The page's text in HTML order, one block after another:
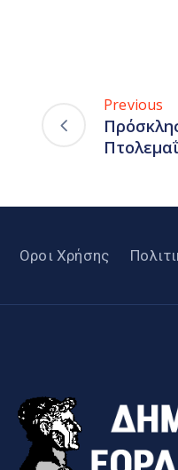
Previous
Οροι Χρήσης